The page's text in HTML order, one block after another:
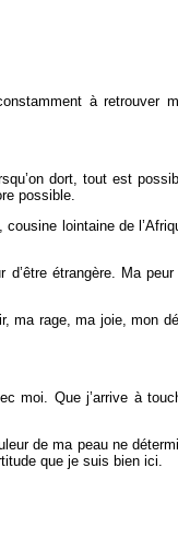
à retrouver
dort, tout est
possible.
lointaine de
d’être étrangère. Ma peur
ma rage, ma joie, mon
moi. Que j’arrive à
de ma peau ne
que je suis bien ici.